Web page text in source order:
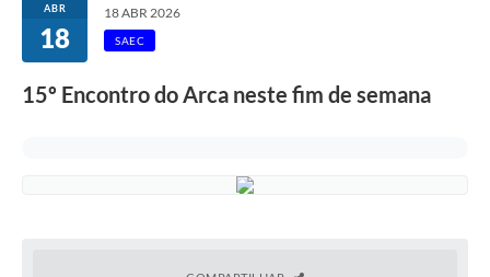
Transparência
ABR
18
18 ABR 2026
SAEC
15º Encontro do Arca neste fim de semana